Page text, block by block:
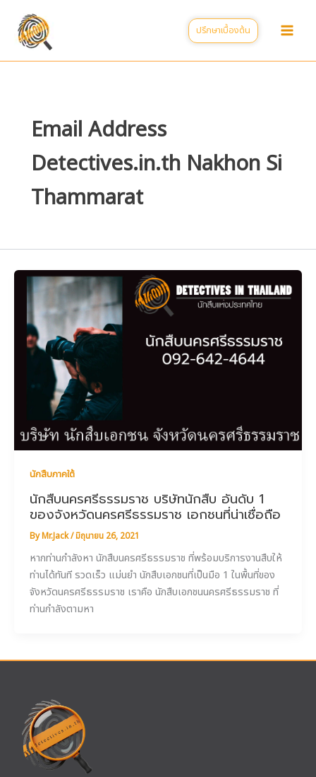
content
ปรึกษาเบื้องต้น
Email Address
Detectives.in.th Nakhon Si
Thammarat
นักสืบภาคใต้
นักสืบนครศรีธรรมราช บริษัทนักสืบ อันดับ 1
ของจังหวัดนครศรีธรรมราช เอกชนที่น่าเชื่อถือ
ByMr.Jack/มิถุนายน 26, 2021
หากท่านกำลังหา นักสืบนครศรีธรรมราช ที่พร้อมบริการงานสืบให้
ท่านได้ทันที รวดเร็ว แม่นยำ นักสืบเอกชนที่เป็นมือ 1 ในพื้นที่ของ
จังหวัดนครศรีธรรมราช เราคือ นักสืบเอกชนนครศรีธรรมราช ที่
ท่านกำลังตามหา